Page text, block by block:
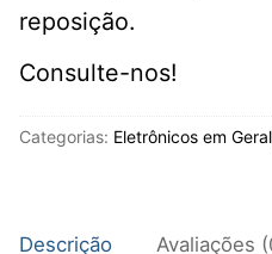
reposição.
Consulte-nos!
Categorias: Eletrônicos em Geral
Descrição Avaliações